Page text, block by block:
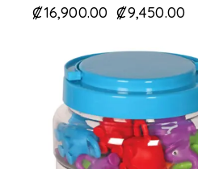
₡16,900.00 ₡9,450.00